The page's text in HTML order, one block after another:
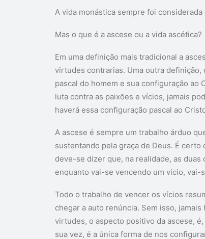
A vida monástica sempre foi
Mas o que é a ascese ou a vida ascética?
Em uma definição mais tradicional a
virtudes contrarias. Uma outra
pascal do homem e sua configuração ao
luta contra as paixões e vícios, jamais
haverá essa configuração pascal ao
A ascese é sempre um trabalho árduo
sustentando pela graça de Deus. É
deve-se dizer que, na realidade, as
enquanto vai-se vencendo um vício,
Todo o trabalho de vencer os vícios
chegar a auto renúncia. Sem isso,
virtudes, o aspecto positivo da ascese,
sua vez, é a única forma de nos